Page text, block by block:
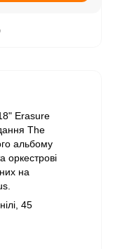
Erasure
The
альбому
оркестрові
на
45